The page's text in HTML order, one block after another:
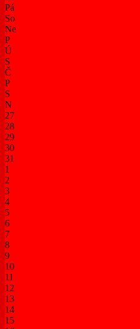
Pá
So
Ne
P
Ú
S
Č
P
S
N
27
28
29
30
31
1
2
3
4
5
6
7
8
9
10
11
12
13
14
15